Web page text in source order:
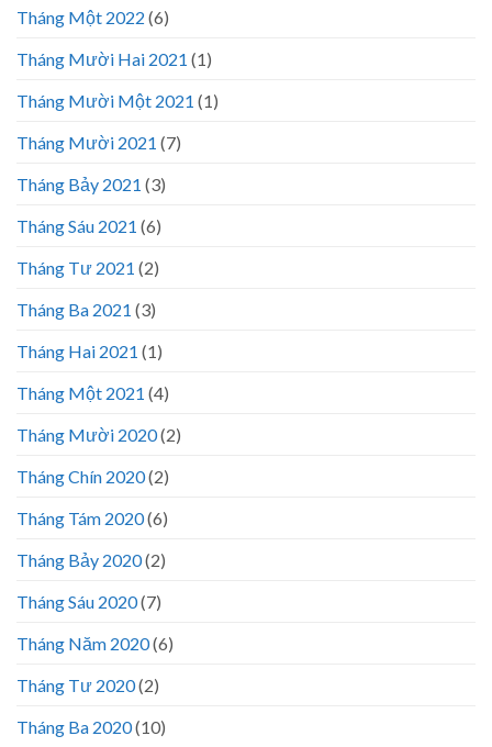
Tháng Một 2022 (6)
Tháng Mười Hai 2021 (1)
Tháng Mười Một 2021 (1)
Tháng Mười 2021 (7)
Tháng Bảy 2021 (3)
Tháng Sáu 2021 (6)
Tháng Tư 2021 (2)
Tháng Ba 2021 (3)
Tháng Hai 2021 (1)
Tháng Một 2021 (4)
Tháng Mười 2020(2)
Tháng Chín 2020(2)
Tháng Tám 2020(6)
Tháng Bảy 2020(2)
Tháng Sáu 2020(7)
Tháng Năm 2020(6)
Tháng Tư 2020(2)
Tháng Ba 2020(10)